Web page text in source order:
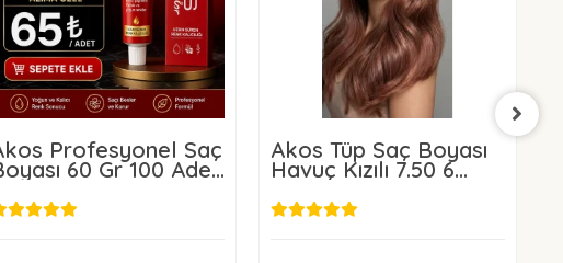
Profesyonel Saç
60 Gr 100 Adet
Kampanyalı Satış
Akos Tüp Saç Boyası
Havuç Kızılı 7.50 6
Adet+6 Adet Oksidan